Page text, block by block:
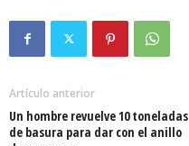
Artículo anterior
Un hombre revuelve 10 toneladas
de basura para dar con el anillo